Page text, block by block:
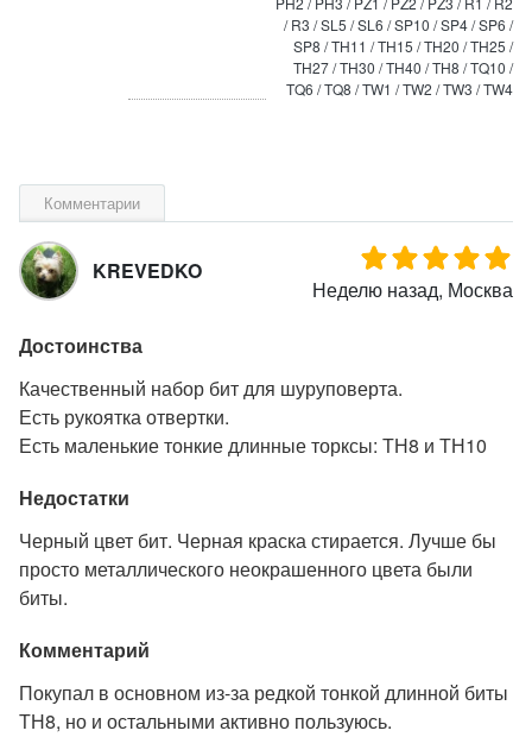
/ R3 / SL5 / SL6 / SP10 / SP4 / SP6 /
SP8 / TH11 / TH15 / TH20 / TH25 /
TH27 / TH30 / TH40 / TH8 / TQ10 /
TQ6 / TQ8 / TW1 / TW2 / TW3 / TW4
Комментарии
KREVEDKO
Неделю назад, Москва
Достоинства
Качественный набор бит для шуруповерта.
Есть рукоятка отвертки.
Есть маленькие тонкие длинные торксы: ТН8 и ТН10
Недостатки
Черный цвет бит. Черная краска стирается. Лучше бы
просто металлического неокрашенного цвета были
биты.
Комментарий
Покупал в основном из-за редкой тонкой длинной биты
ТН8, но и остальными активно пользуюсь.